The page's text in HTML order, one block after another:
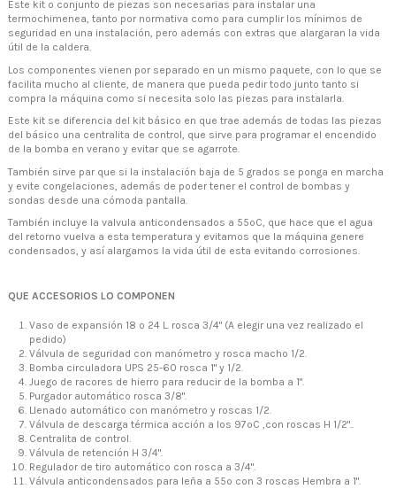
Este kit o conjunto de piezas son necesarias para instalar una
termochimenea, tanto por normativa como para cumplir los mínimos de
seguridad en una instalación, pero además con extras que alargaran la vida
útil de la caldera.
Los componentes vienen por separado en un mismo paquete, con lo que se
facilita mucho al cliente, de manera que pueda pedir todo junto tanto si
compra la máquina como si necesita solo las piezas para instalarla.
Este kit se diferencia del kit básico en que trae además de todas las piezas
del básico una centralita de control, que sirve para programar el encendido
de la bomba en verano y evitar que se agarrote.
También sirve par que si la instalación baja de 5 grados se ponga en marcha
y evite congelaciones, además de poder tener el control de bombas y
sondas desde una cómoda pantalla.
También incluye la valvula anticondensados a 55ºC, que hace que el agua
del retorno vuelva a esta temperatura y evitamos que la máquina genere
condensados, y así alargamos la vida útil de esta evitando corrosiones.
QUE ACCESORIOS LO COMPONEN
Vaso de expansión 18 o 24 L. rosca 3/4" (A elegir una vez realizado el
pedido)
Válvula de seguridad con manómetro y rosca macho 1/2.
Bomba circuladora UPS 25-60 rosca 1" y 1/2.
Juego de racores de hierro para reducir de la bomba a 1".
Purgador automático rosca 3/8".
Llenado automático con manómetro y roscas 1/2.
Válvula de descarga térmica acción a los 97ºC ,con roscas H 1/2"..
Centralita de control.
Válvula de retención H 3/4".
Regulador de tiro automático con rosca a 3/4".
Válvula anticondensados para leña a 55º con 3 roscas Hembra a 1".